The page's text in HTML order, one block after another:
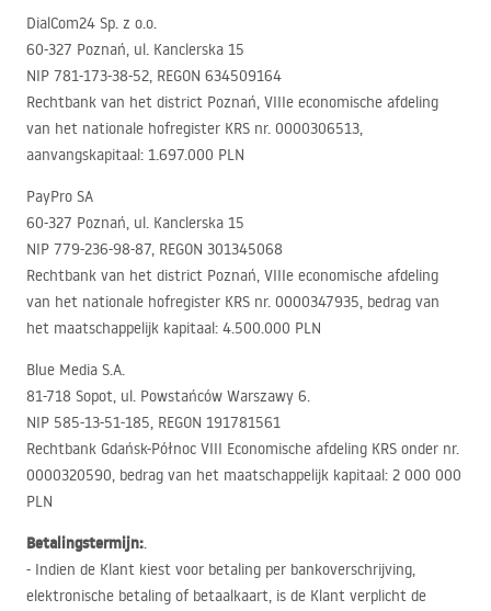
DialCom24 Sp. z o.o.
60-327 Poznań, ul. Kanclerska 15
NIP 781-173-38-52, REGON 634509164
Rechtbank van het district Poznań, VIIIe economische afdeling
van het nationale hofregister KRS nr. 0000306513,
aanvangskapitaal: 1.697.000 PLN
PayPro SA
60-327 Poznań, ul. Kanclerska 15
NIP 779-236-98-87, REGON 301345068
Rechtbank van het district Poznań, VIIIe economische afdeling
van het nationale hofregister KRS nr. 0000347935, bedrag van
het maatschappelijk kapitaal: 4.500.000 PLN
Blue Media S.A.
81-718 Sopot, ul. Powstańców Warszawy 6.
NIP 585-13-51-185, REGON 191781561
Rechtbank Gdańsk-Północ VIII Economische afdeling KRS onder nr.
0000320590, bedrag van het maatschappelijk kapitaal: 2 000 000
PLN
Betalingstermijn:.
- Indien de Klant kiest voor betaling per bankoverschrijving,
elektronische betaling of betaalkaart, is de Klant verplicht de